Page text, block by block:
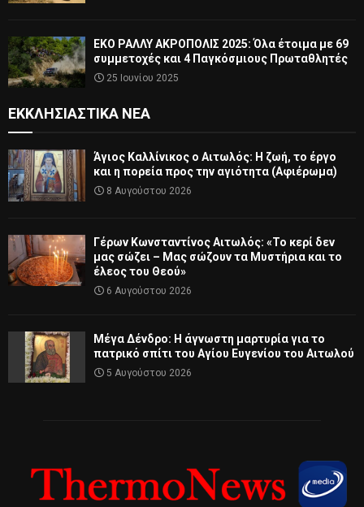
ΕΚΟ ΡΑΛΛΥ ΑΚΡΟΠΟΛΙΣ 2025: Όλα έτοιμα με 69
συμμετοχές και 4 Παγκόσμιους Πρωταθλητές
25 Ιουνίου 2025
ΕΚΚΛΗΣΙΑΣΤΙΚΆ ΝΈΑ
Άγιος Καλλίνικος ο Αιτωλός: Η ζωή, το έργο
και η πορεία προς την αγιότητα (Αφιέρωμα)
8 Αυγούστου 2026
Γέρων Κωνσταντίνος Αιτωλός: «Το κερί δεν
μας σώζει – Μας σώζουν τα Μυστήρια και το
έλεος του Θεού»
6 Αυγούστου 2026
Μέγα Δένδρο: Η άγνωστη μαρτυρία για το
πατρικό σπίτι του Αγίου Ευγενίου του Αιτωλού
5 Αυγούστου 2026